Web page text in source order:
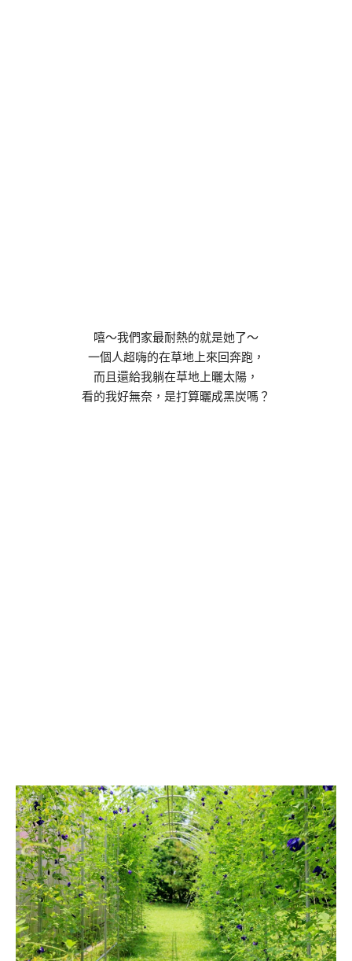
嘻～我們家最耐熱的就是她了～
一個人超嗨的在草地上來回奔跑，
而且還給我躺在草地上曬太陽，
看的我好無奈，是打算曬成黑炭嗎？